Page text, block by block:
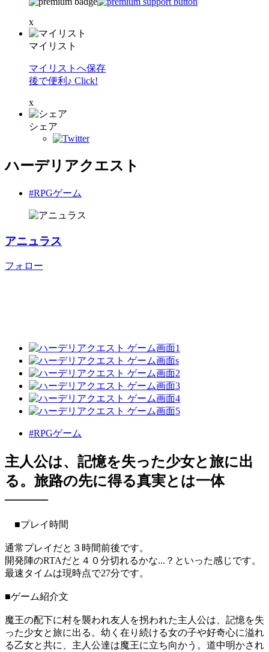
x
マイリスト
マイリストへ保存
後で便利♪ Click!
x
シェア
ハーデリアクエスト
#RPGゲーム
アニュラス
フォロー
#RPGゲーム
主人公は、記憶を失った少女と旅に出
る。旅路の先に得る真実とは一体
―――
■プレイ時間
通常プレイだと３時間前後です。
開発陣のRTAだと４０分切れるかな...？といった感じです。
最速タイムは現時点で27分です。
■ゲーム紹介文
魔王の配下に村を襲われ友人を拐われた主人公は、記憶を失
った少女と旅に出る。幼く在り続ける女の子や好奇心に溢れ
る乙女と共に、主人公達は魔王に立ち向かう。道中明かされ